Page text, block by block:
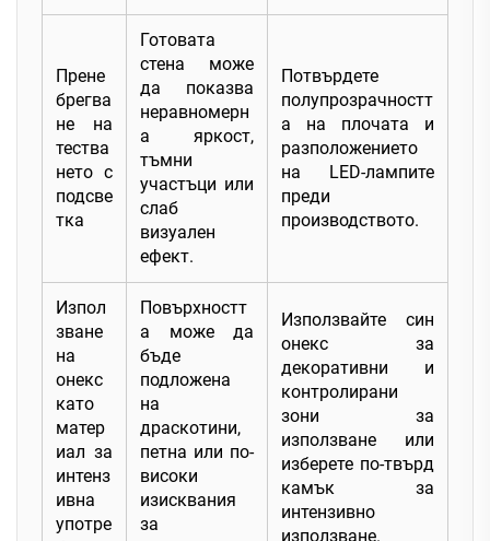
Прене
брегва
не на
тества
нето с
подсве
тка
Готовата
стена може
да показва
неравномерн
а яркост,
тъмни
участъци или
слаб
визуален
ефект.
Потвърдете
полупрозрачностт
а на плочата и
разположението
на LED-лампите
преди
производството.
Изпол
зване
на
онекс
като
матер
иал за
интенз
ивна
употре
Повърхностт
а може да
бъде
подложена
на
драскотини,
петна или по-
високи
изисквания
за
Използвайте син
онекс за
декоративни и
контролирани
зони за
използване или
изберете по-твърд
камък за
интензивно
използване.